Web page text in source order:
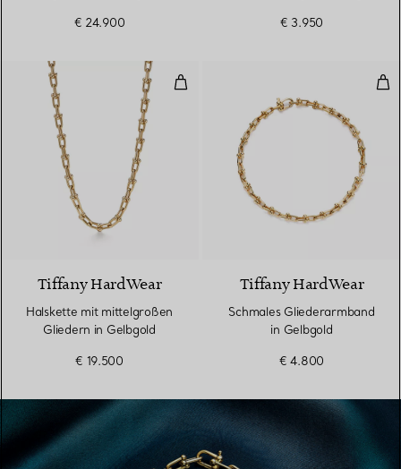
€ 24.900
€ 3.950
Halskette mit mittelgroßen
Tiffany HardWear
Halskette mit mittelgroßen
Gliedern in Gelbgold
€ 19.500
Tiffany HardWear
Schmales Gliederarmband
in Gelbgold
€ 4.800